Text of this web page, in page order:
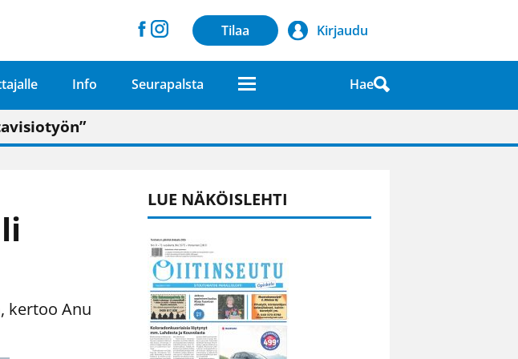
Tilaa Kirjaudu
Info Seurapalsta Hae
painojäljen laatuna lehdessä
kuin kaupungissa"
kertoo Anu
LUE NÄKÖISLEHTI